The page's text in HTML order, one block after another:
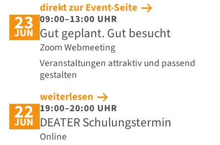
direkt zur Event-Seite
23
JUN
09:00–13:00 UHR
Gut geplant. Gut besucht
Zoom Webmeeting
Veranstaltungen attraktiv und passend
gestalten
weiterlesen
22
JUN
19:00–20:00 UHR
DEATER Schulungstermin
Online